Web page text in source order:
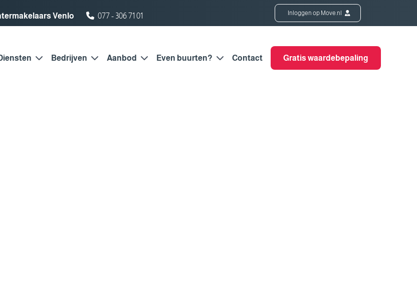
Venlo 077 - 306 71 01 Inloggen op Move.nl
Bedrijven Aanbod Even buurten? Contact Gratis waardebepaling